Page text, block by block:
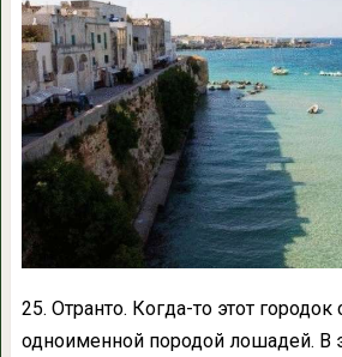
25. Отранто. Когда-то этот городок
одноименной породой лошадей. В